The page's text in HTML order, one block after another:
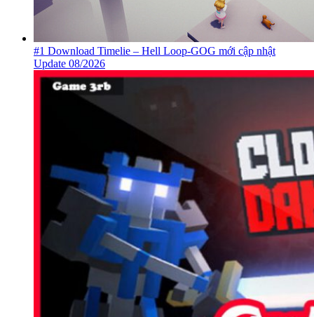
#1 Download Timelie – Hell Loop-GOG mới cập nhật
Update 08/2026